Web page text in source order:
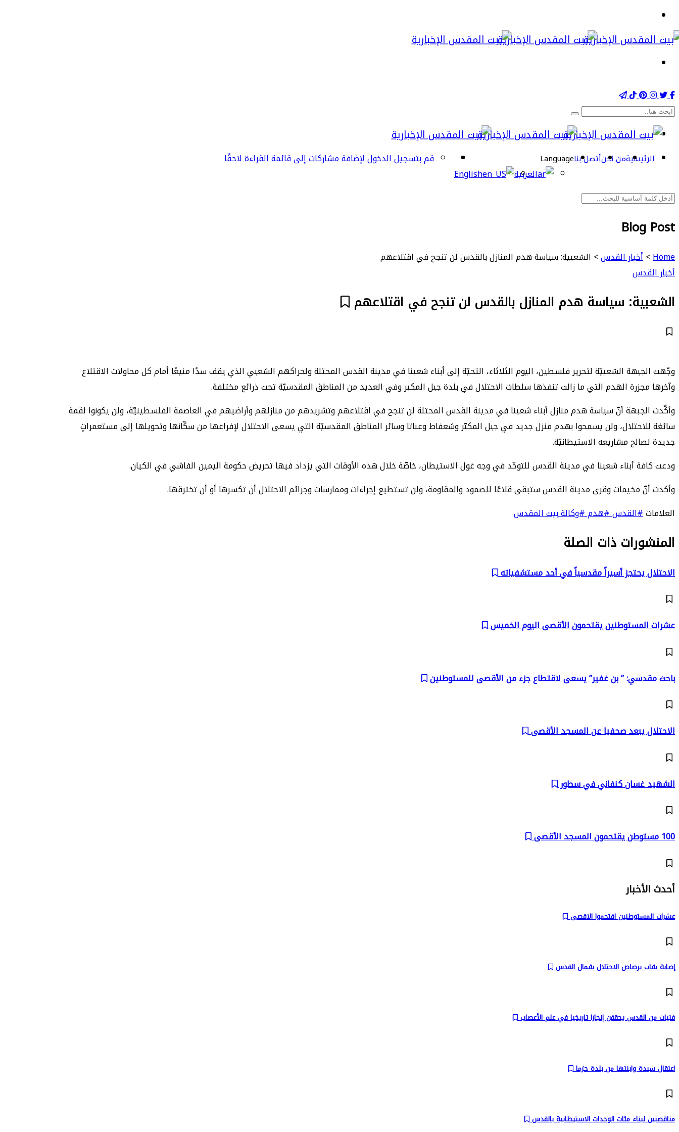
الرئيسيةمن نحنأتصل بناLanguage
العربية English
قم بتسجيل الدخول لإضافة مشاركات إلى قائمة القراءة لاحقًا
Blog Post
Home
>أخبار القدس> الشعبية: سياسة هدم المنازل بالقدس لن تنجح في اقتلاعهم
أخبار القدس
الشعبية: سياسة هدم المنازل بالقدس لن تنجح في اقتلاعهم
وجّهت الجبهة الشعبيّة لتحرير فلسطين، اليوم الثلاثاء، التحيّة إلى أبناء شعبنا في مدينة القدس المحتلة ولحراكهم الشعبي الذي يقف سدًا منيعًا أمام كل محاولات الاقتلاع
وآخرها مجزرة الهدم التي ما زالت تنفذها سلطات الاحتلال في بلدة جبل المكبر وفي العديد من المناطق المقدسيّة تحت ذرائع مختلفة.
وأكَّدت الجبهة أنّ سياسة هدم منازل أبناء شعبنا في مدينة القدس المحتلة لن تنجح في اقتلاعهم وتشريدهم من منازلهم وأراضيهم في العاصمة الفلسطينيّة، ولن يكونوا لقمة
سائغة للاحتلال، ولن يسمحوا بهدم منزل جديد في جبل المكبّر وشعفاط وعناتا وسائر المناطق المقدسيّة التي يسعى الاحتلال لإفراغها من سكّانها وتحويلها إلى مستعمراتٍ
جديدة لصالح مشاريعه الاستيطانيّة.
ودعت كافة أبناء شعبنا في مدينة القدس للتوحّد في وجه غول الاستيطان، خاصّة خلال هذه الأوقات التي يزداد فيها تحريض حكومة اليمين الفاشي في الكيان.
وأكدت أنّ مخيمات وقرى مدينة القدس ستبقى قلاعًا للصمود والمقاومة، ولن تستطيع إجراءات وممارسات وجرائم الاحتلال أن تكسرها أو أن تخترقها.
العلامات#القدس#هدم#وكالة بيت المقدس
المنشورات ذات الصلة
الاحتلال يحتجز أسيراً مقدسياً في أحد مستشفياته
عشرات المستوطنين يقتحمون الأقصى اليوم الخميس
باحث مقدسي: ” بن غفير” يسعى لاقتطاع جزء من الأقصى للمستوطنين
الاحتلال يبعد صحفيا عن المسجد الأقصى
الشهيد غسان كنفاني في سطور
100 مستوطن يقتحمون المسجد الأقصى
أحدث الأخبار
عشرات المستوطنين اقتحموا الاقصى
إصابة شاب برصاص الاحتلال شمال القدس
فتيات من القدس يحققن إنجازا تاريخيا في علم الأعصاب
اعتقال سيدة وابنتها من بلدة حزما
مناقصتين لبناء مئات الوحدات الاستيطانية بالقدس